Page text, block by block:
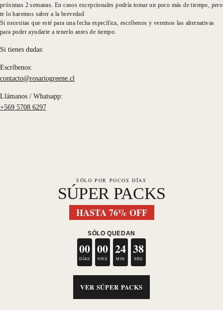
próximas 2 semanas. En casos excepcionales podría tomar un poco más de tiempo, pero
te lo haremos saber a la brevedad
Si necesitas que esté para una fecha específica, escríbenos y veremos las alternativas
para poder ayudarte a tenerlo antes de tiempo.
Si tienes dudas:
Escríbenos:
contacto@rosariogreene.cl
Llámanos / Whatsapp:
+569 5708 6297
SÓLO POR POCOS DÍAS
SÚPER PACKS
HASTA 76% OFF
SÓLO QUEDAN
00
DÍAS
00
HRS
24
MIN
38
SEG
VER SÚPER PACKS